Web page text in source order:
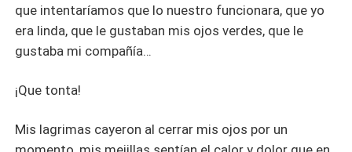
que intentaríamos que lo nuestro funcionara, que yo
era linda, que le gustaban mis ojos verdes, que le
gustaba mi compañía…
¡Que tonta!
Mis lagrimas cayeron al cerrar mis ojos por un